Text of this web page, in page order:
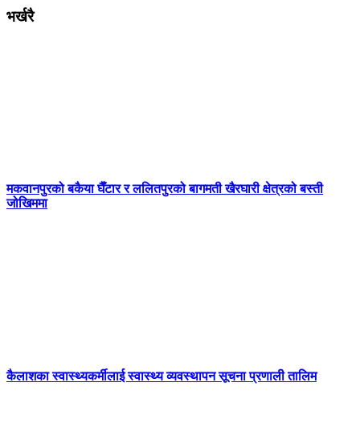
भर्खरै
मकवानपुरको बकैया घैँटार र ललितपुरको बागमती खैरघारी क्षेत्रको बस्ती
जोखिममा
कैलाशका स्वास्थ्यकर्मीलाई स्वास्थ्य व्यवस्थापन सूचना प्रणाली तालिम